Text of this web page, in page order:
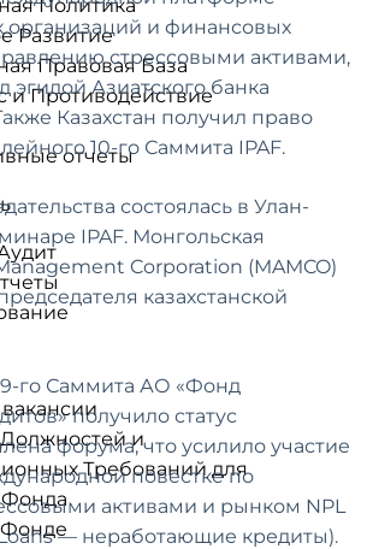
Политика
Развитие
Правовая База
и Противодействие
отчеты
и
Требований для
Фонда
организаций и финансовых
стрессовыми активами,
Азиатского банка
Казахстан получил право
10-го Саммита IPAF.
состоялась в Улан-
IPAF. Монгольская
Corporation (MAMCO)
казахстанской
го Саммита АО «Фонд
получило статус
форума, что усилило участие
повестке по
активами и рынком NPL
— неработающие кредиты).